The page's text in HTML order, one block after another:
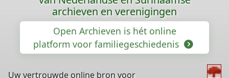
archieven en verenigingen
Open Archieven is hét online
platform voor familiegeschiedenis
Uw vertrouwde online bron voor